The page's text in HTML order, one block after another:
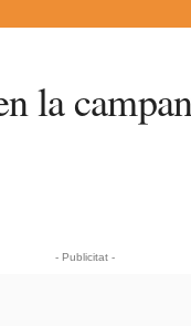
la
- Publicitat -